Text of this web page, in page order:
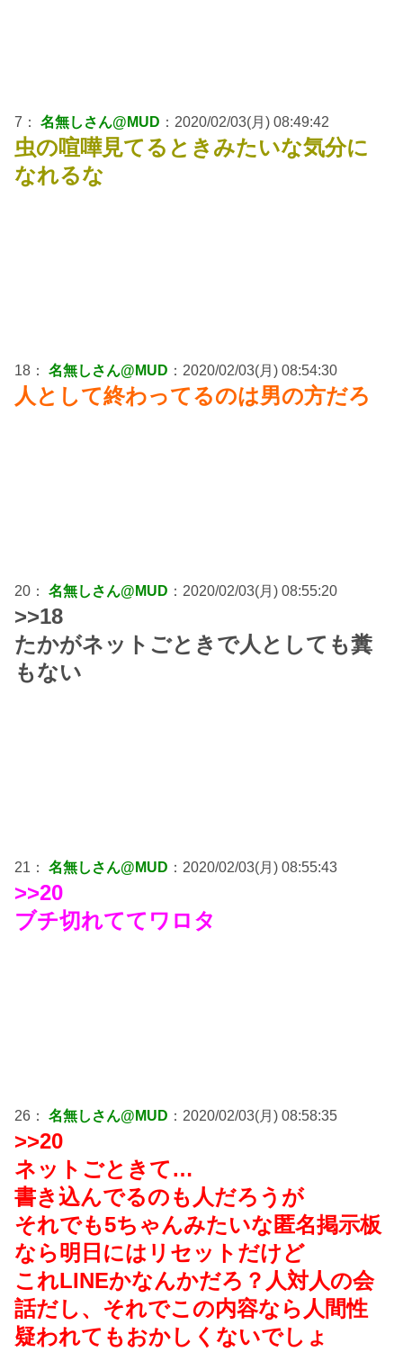
7： 名無しさん@MUD ：2020/02/03(月) 08:49:42
虫の喧嘩見てるときみたいな気分に
なれるな
18： 名無しさん@MUD ：2020/02/03(月) 08:54:30
人として終わってるのは男の方だろ
20： 名無しさん@MUD ：2020/02/03(月) 08:55:20
>>18
たかがネットごときで人としても糞
もない
21： 名無しさん@MUD ：2020/02/03(月) 08:55:43
>>20
ブチ切れててワロタ
26： 名無しさん@MUD ：2020/02/03(月) 08:58:35
>>20
ネットごときて…
書き込んでるのも人だろうが
それでも5ちゃんみたいな匿名掲示板
なら明日にはリセットだけど
これLINEかなんかだろ？人対人の会
話だし、それでこの内容なら人間性
疑われてもおかしくないでしょ